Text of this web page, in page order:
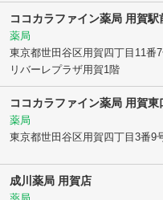
ココカラファイン薬局 用賀駅
薬局
東京都世田谷区用賀四丁目11番
リバーレプラザ用賀1階
ココカラファイン薬局 用賀東
薬局
東京都世田谷区用賀四丁目3番9
成川薬局 用賀店